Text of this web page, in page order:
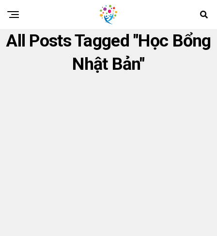
All Posts Tagged "học Bổng
Nhật Bản"